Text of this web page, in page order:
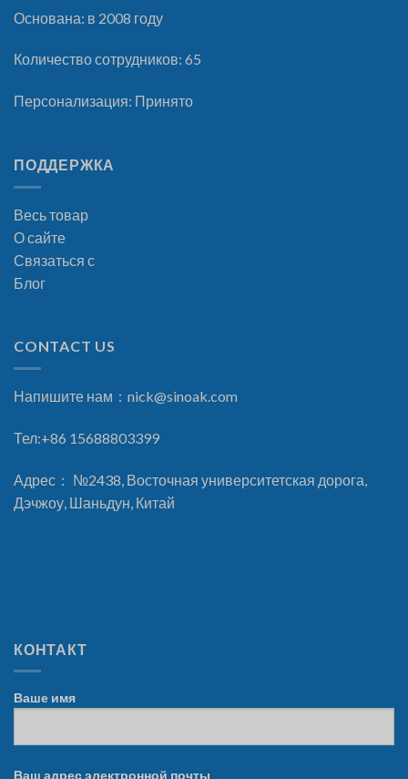
Основана: в 2008 году
Количество сотрудников: 65
Персонализация: Принято
ПОДДЕРЖКА
Весь товар
О сайте
Связаться с
Блог
CONTACT US
Напишите нам： nick@sinoak.com
Тел:+86 15688803399
Адрес： №2438, Восточная университетская дорога,
Дэчжоу, Шаньдун, Китай
КОНТАКТ
Ваше имя
Ваш адрес электронной почты